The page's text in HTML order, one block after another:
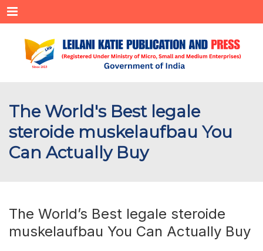
Menu
The World's Best legale
steroide muskelaufbau You
Can Actually Buy
The World’s Best legale steroide
muskelaufbau You Can Actually Buy